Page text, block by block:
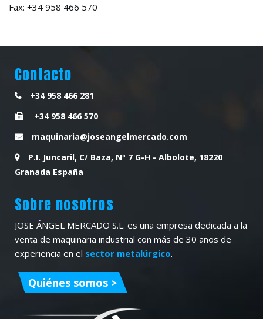
Fax: +34 958 466 570
Contacto
+34 958 466 281
+34 958 466 570
maquinaria@joseangelmercado.com
P.I. Juncaril, C/ Baza, Nº 7 G-H - Albolote, 18220
Granada España
Sobre nosotros
JOSE ÁNGEL MERCADO S.L. es una empresa dedicada a la
venta de maquinaria industrial con más de 30 años de
experiencia en el sector metalúrgico.
Quiénes somos >